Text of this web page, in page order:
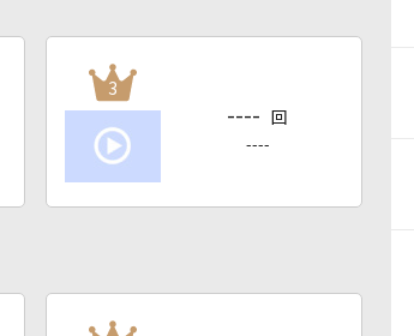
3
---- 回
----